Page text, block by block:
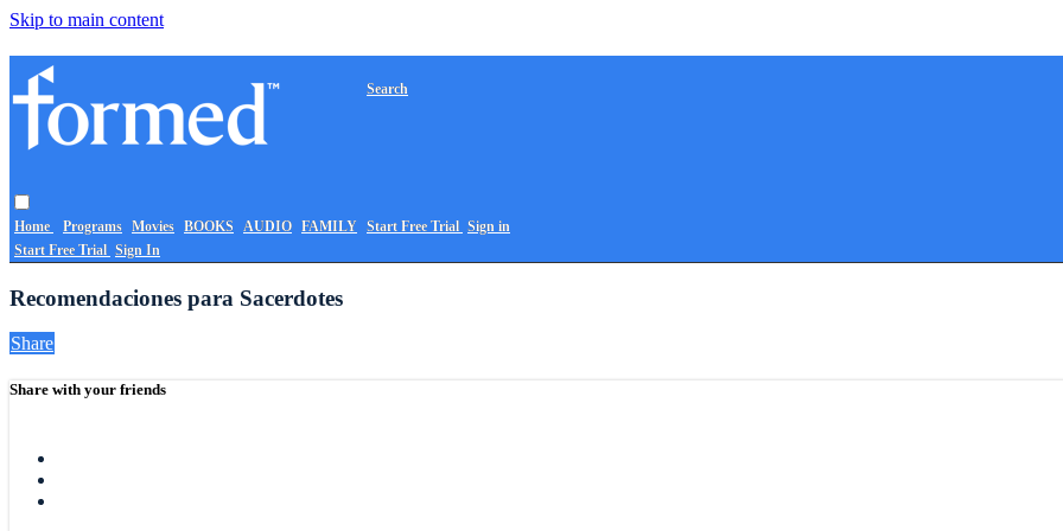
Skip to main content
Home Programs Movies BOOKS AUDIO FAMILY
Search
Start Free Trial Sign in
Start Free Trial Sign In
Recomendaciones para Sacerdotes
Share
Share with your friends